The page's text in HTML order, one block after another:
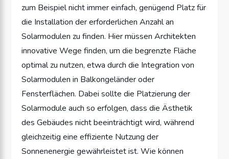
zum Beispiel nicht immer einfach, genügend Platz für
die Installation der erforderlichen Anzahl an
Solarmodulen zu finden. Hier müssen Architekten
innovative Wege finden, um die begrenzte Fläche
optimal zu nutzen, etwa durch die Integration von
Solarmodulen in Balkongeländer oder
Fensterflächen. Dabei sollte die Platzierung der
Solarmodule auch so erfolgen, dass die Ästhetik
des Gebäudes nicht beeinträchtigt wird, während
gleichzeitig eine effiziente Nutzung der
Sonnenenergie gewährleistet ist. Wie können